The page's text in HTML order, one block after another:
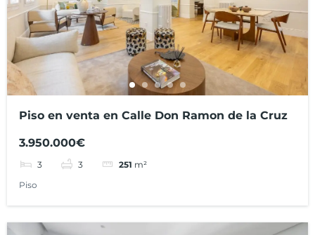
Piso en venta en Calle Don Ramon de la Cruz
3.950.000€
3 3 251 m²
Piso